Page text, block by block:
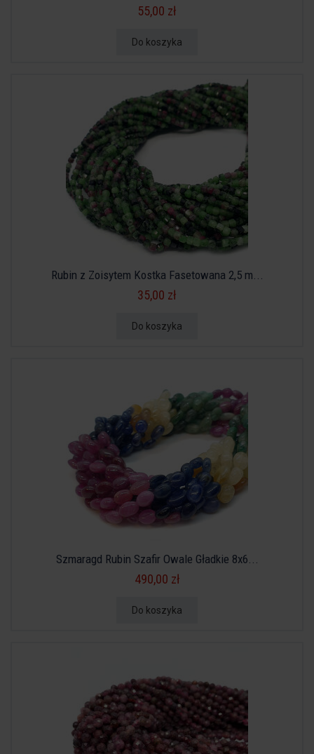
55,00 zł
Do koszyka
Rubin z Zoisytem Kostka Fasetowana 2,5 m...
35,00 zł
Do koszyka
Szmaragd Rubin Szafir Owale Gładkie 8x6...
490,00 zł
Do koszyka